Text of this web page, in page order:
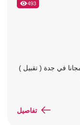
493
في جدة ( تقبيل )
تفاصيل